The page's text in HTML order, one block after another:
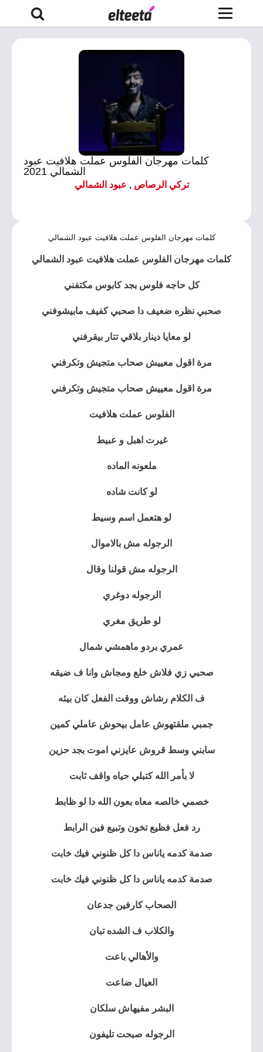
كلمات مهرجان الفلوس عملت هلافيت عبود
الشمالي 2021
تركي الرصاص , عبود الشمالي
كلمات مهرجان الفلوس عملت هلافيت عبود الشمالي
كلمات مهرجان الفلوس عملت هلافيت عبود الشمالي
كل حاجه فلوس بجد كابوس مكتفني
صحبي نظره ضعيف دا صحبي كفيف مابيشوفني
لو معايا دينار بلاقي تتار بيقرفني
مرة اقول معييش صحاب متجيش وتكرفني
مرة اقول معييش صحاب متجيش وتكرفني
الفلوس عملت هلافيت
غيرت اهبل و عبيط
ملعونه الماده
لو كانت شاده
لو هتعمل اسم وسيط
الرجوله مش بالاموال
الرجوله مش قولنا وقال
الرجوله دوغري
لو طريق مغري
عمري بردو ماهمشي شمال
صحبي زي فلاش خلع ومجاش وانا ف ضيقه
ف الكلام رشاش ووقت الفعل كان بيئه
جمبي ملقتهوش عامل بيحوش عاملي كمين
سابني وسط قروش عايزني اموت بجد حزين
لا بأمر الله كتبلي حياه واقف ثابت
خصمي خالصه معاه بعون الله دا لو ظابط
رد فعل فظيع تخون وتبيع فين الرابط
صدمة كدمه ياناس دا كل ظنوني فيك خابت
صدمة كدمه ياناس دا كل ظنوني فيك خابت
الصحاب كارفين جدعان
والكلاب ف الشده تبان
والأهالي باعت
العيال ضاعت
البشر مفيهاش سلكان
الرجوله صبحت تليفون